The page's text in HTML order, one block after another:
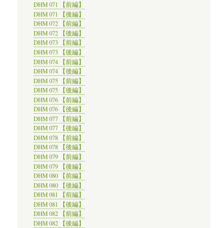
DHM 071 【前編】
DHM 071 【後編】
DHM 072 【前編】
DHM 072 【後編】
DHM 073 【前編】
DHM 073 【後編】
DHM 074 【前編】
DHM 074 【後編】
DHM 075 【前編】
DHM 075 【後編】
DHM 076 【前編】
DHM 076 【後編】
DHM 077 【前編】
DHM 077 【後編】
DHM 078 【前編】
DHM 078 【後編】
DHM 079 【前編】
DHM 079 【後編】
DHM 080 【前編】
DHM 080 【後編】
DHM 081 【前編】
DHM 081 【後編】
DHM 082 【前編】
DHM 082 【後編】